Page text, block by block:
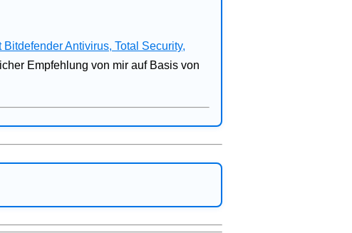
Bitdefender Antivirus, Total Security,
Empfehlung von mir auf Basis von